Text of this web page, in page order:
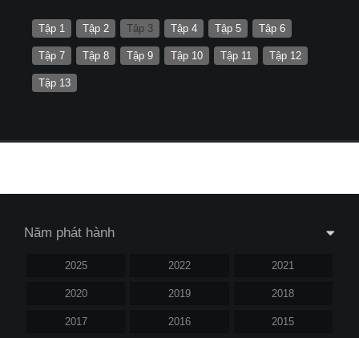
Tập 1 Tập 2 Tập 3 Tập 4 Tập 5 Tập 6
Tập 7 Tập 8 Tập 9 Tập 10 Tập 11 Tập 12
Tập 13
Năm phát hành
2025 2022 2021
2020 2019 2018
2017 2016 2015